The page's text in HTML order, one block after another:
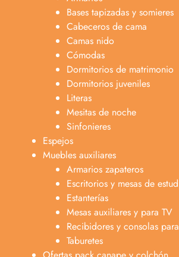
Bases tapizadas y somieres
Cabeceros de cama
Camas nido
Cómodas
Dormitorios de matrimonio
Dormitorios juveniles
Literas
Mesitas de noche
Sinfonieres
Espejos
Muebles auxiliares
Armarios zapateros
Escritorios y mesas de
Estanterías
Mesas auxiliares y para TV
Recibidores y consolas
Taburetes